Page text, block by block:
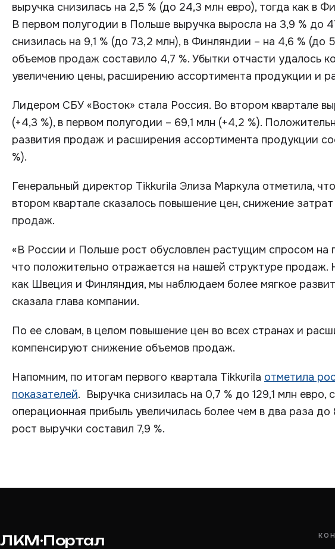
выручка снизилась на 2,5 % (до 24,3 млн евро), тогда как в
В первом полугодии в Польше выручка выросла на 3,9 % до
снизилась на 9,1 % (до 73,2 млн), в Финляндии – на 4,6 %
объемов продаж составило 4,7 %. Убытки отчасти удалось
увеличению цены, расширению ассортимента продукции и
Лидером СБУ «Восток» стала Россия. Во втором квартале
(+4,3 %), в первом полугодии – 69,1 млн (+4,2 %).
развития продаж и расширения ассортимента продукции
%).
Генеральный директор Tikkurila Элиза Маркула отметила,
втором квартале сказалось повышение цен, снижение
продаж.
«В России и Польше рост обусловлен растущим спросом на
что положительно отражается на нашей структуре продаж.
как Швеция и Финляндия, мы наблюдаем более мягкое
сказала глава компании.
По ее словам, в целом повышение цен во всех странах и
компенсируют снижение объемов продаж.
Напомним, по итогам первого квартала Tikkurila отметила
показателей. Выручка снизилась на 0,7 % до 129,1 млн евро,
операционная прибыль увеличилась более чем в два раза
рост выручки составил 7,9 %.
ЛКМ·Портал